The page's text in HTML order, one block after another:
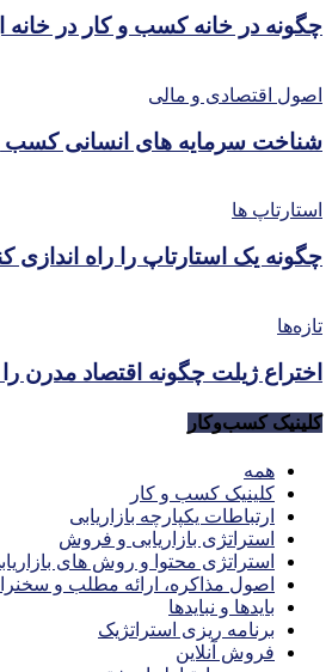
چگونه در خانه کسب و کار در خانه
اصول اقتصادی و مالی
شناخت سرمایه های انسانی کسب
استارتاپ ها
چگونه یک استارتاپ را راه اندازی
تازه‌ها
اختراع ژیلت چگونه اقتصاد مدرن
کلینیک کسب‌و‌کار
همه
کلینیک کسب و کار
ارتباطات یکپارچه بازاریابی
استراتژی بازاریابی و فروش
استراتژی محتوا و روش های
اصول مذاکره، ارائه مطلب و
بایدها و نبایدها
برنامه ریزی استراتژیک
فروش آنلاین